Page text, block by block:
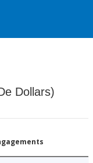
Dollars)